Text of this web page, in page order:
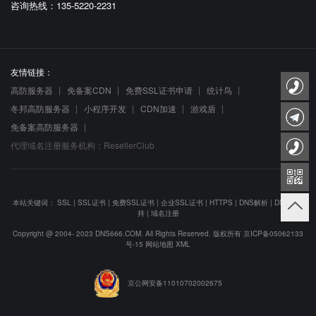
咨询热线：135-5220-2231
友情链接：
高防服务器
免备案CDN 免费SSL证书申请
统计鸟
冬邦高防服务器
小程序开发 CDN加速
游戏盾
免备案高防服务器
代理域名注册服务机构：ResellerClub
本站关键词： SSL | SSL证书 | 免费SSL证书 | 企业SSL证书 | HTTPS | DNS解析 | DNS防劫
持| 域名注册
Copyright @ 2004- 2023 DNS666.COM. All Rights Reserved. 版权所有 京ICP备05062133
号-15 网站地图 XML
京公网安备11010702002675